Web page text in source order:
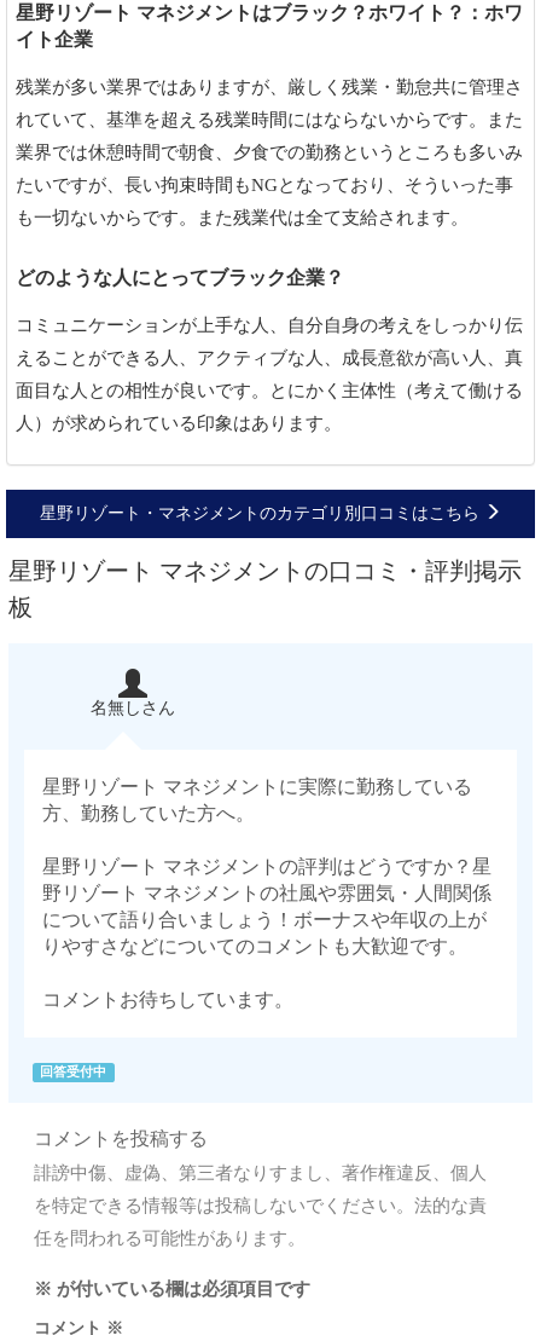
星野リゾート マネジメントはブラック？ホワイト？：ホワ
イト企業
残業が多い業界ではありますが、厳しく残業・勤怠共に管理さ
れていて、基準を超える残業時間にはならないからです。また
業界では休憩時間で朝食、夕食での勤務というところも多いみ
たいですが、長い拘束時間もNGとなっており、そういった事
も一切ないからです。また残業代は全て支給されます。
どのような人にとってブラック企業？
コミュニケーションが上手な人、自分自身の考えをしっかり伝
えることができる人、アクティブな人、成長意欲が高い人、真
面目な人との相性が良いです。とにかく主体性（考えて働ける
人）が求められている印象はあります。
星野リゾート・マネジメントのカテゴリ別口コミはこちら
星野リゾート マネジメントの口コミ・評判掲示
板
名無しさん
星野リゾート マネジメントに実際に勤務している
方、勤務していた方へ。
星野リゾート マネジメントの評判はどうですか？星
野リゾート マネジメントの社風や雰囲気・人間関係
について語り合いましょう！ボーナスや年収の上が
りやすさなどについてのコメントも大歓迎です。
コメントお待ちしています。
回答受付中
コメントを投稿する
誹謗中傷、虚偽、第三者なりすまし、著作権違反、個人
を特定できる情報等は投稿しないでください。法的な責
任を問われる可能性があります。
※ が付いている欄は必須項目です
コメント ※